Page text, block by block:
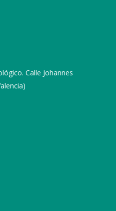
Calle Johannes